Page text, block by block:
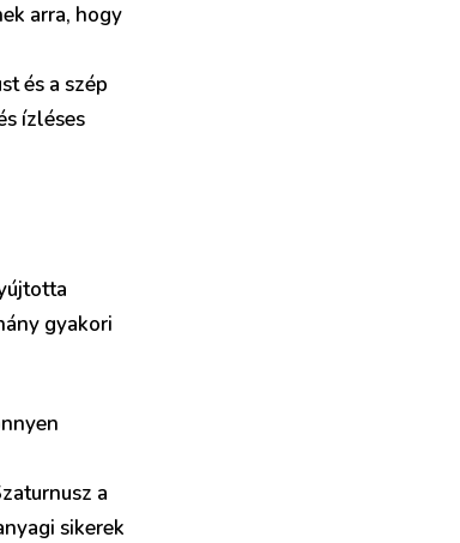
arra, hogy
és a szép
ízléses
gyakori
a
sikerek